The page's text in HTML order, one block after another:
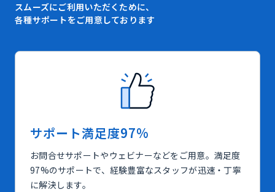
スムーズにご利用いただくために、
各種サポートをご用意しております
サポート満足度97%
お問合せサポートやウェビナーなどをご用意。満足度
97%のサポートで、経験豊富なスタッフが迅速・丁寧
に解決します。